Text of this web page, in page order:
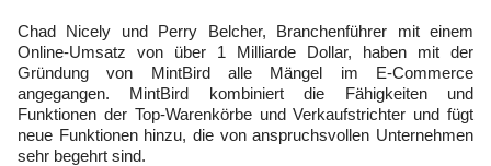
Chad Nicely und Perry Belcher, Branchenführer mit einem
Online-Umsatz von über 1 Milliarde Dollar, haben mit der
Gründung von MintBird alle Mängel im E-Commerce
angegangen. MintBird kombiniert die Fähigkeiten und
Funktionen der Top-Warenkörbe und Verkaufstrichter und fügt
neue Funktionen hinzu, die von anspruchsvollen Unternehmen
sehr begehrt sind.